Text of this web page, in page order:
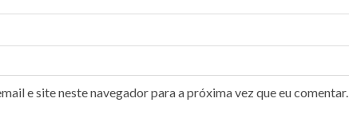
e site neste navegador para a próxima vez que eu comentar.